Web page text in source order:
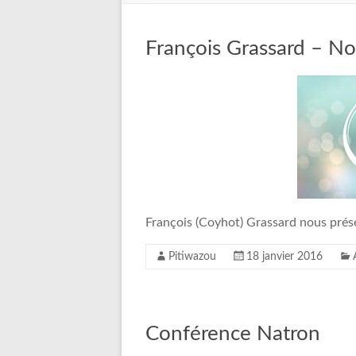
François Grassard –
François (Coyhot) Grassard nous
Pitiwazou 18 janvier 2016
Conférence Natron